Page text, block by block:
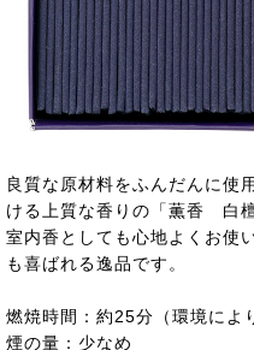
良質な原材料をふんだんに使
ける上質な香りの「薫香 白檀
室内香としても心地よくお使
も喜ばれる逸品です。
燃焼時間：約25分（環境に
煙の量：少なめ